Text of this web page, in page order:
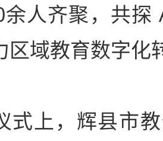
人齐聚，共探
区域教育数字化
式上，辉县市